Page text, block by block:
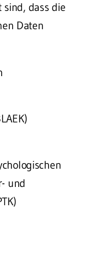
sind, dass die
Daten
und